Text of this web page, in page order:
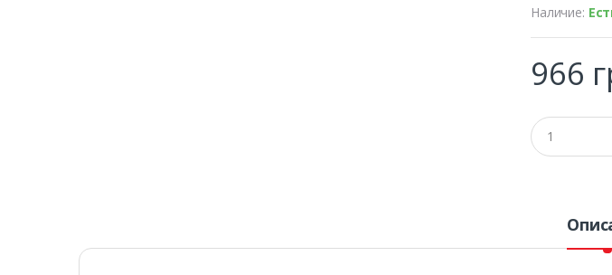
Наличие:
966